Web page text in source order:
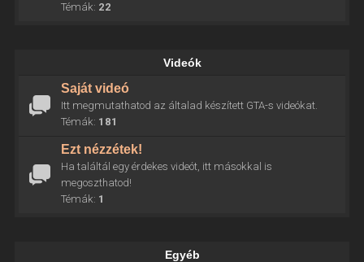
Témák: 22
Videók
Saját videó
Itt megmutathatod az általad készített GTA-s videókat.
Témák: 181
Ezt nézzétek!
Ha találtál egy érdekes videót, itt másokkal is
megoszthatod!
Témák: 1
Egyéb